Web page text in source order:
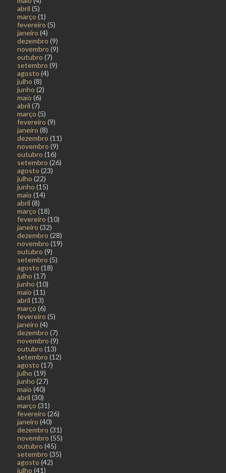
abril (5)
março (1)
fevereiro (5)
janeiro (4)
dezembro (9)
novembro (9)
outubro (7)
setembro (9)
agosto (4)
julho (8)
junho (2)
maio (6)
abril (7)
março (5)
fevereiro (9)
janeiro (8)
dezembro (11)
novembro (9)
outubro (16)
setembro (26)
agosto (23)
julho (22)
junho (15)
maio (14)
abril (8)
março (18)
fevereiro (10)
janeiro (32)
dezembro (28)
novembro (19)
outubro (9)
setembro (5)
agosto (18)
julho (17)
junho (10)
maio (11)
abril (13)
março (6)
fevereiro (5)
janeiro (4)
dezembro (7)
novembro (9)
outubro (13)
setembro (12)
agosto (17)
julho (19)
junho (27)
maio (40)
abril (30)
março (31)
fevereiro (26)
janeiro (40)
dezembro (31)
novembro (55)
outubro (45)
setembro (35)
agosto (42)
julho (41)